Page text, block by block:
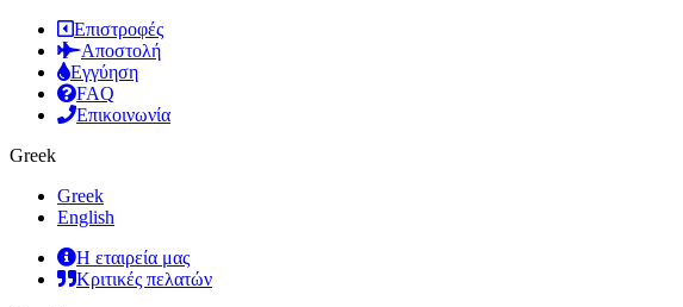
Επιστροφές
Αποστολή
Εγγύηση
FAQ
Επικοινωνία
Greek
Greek
English
Η εταιρεία μας
Κριτικές πελατών